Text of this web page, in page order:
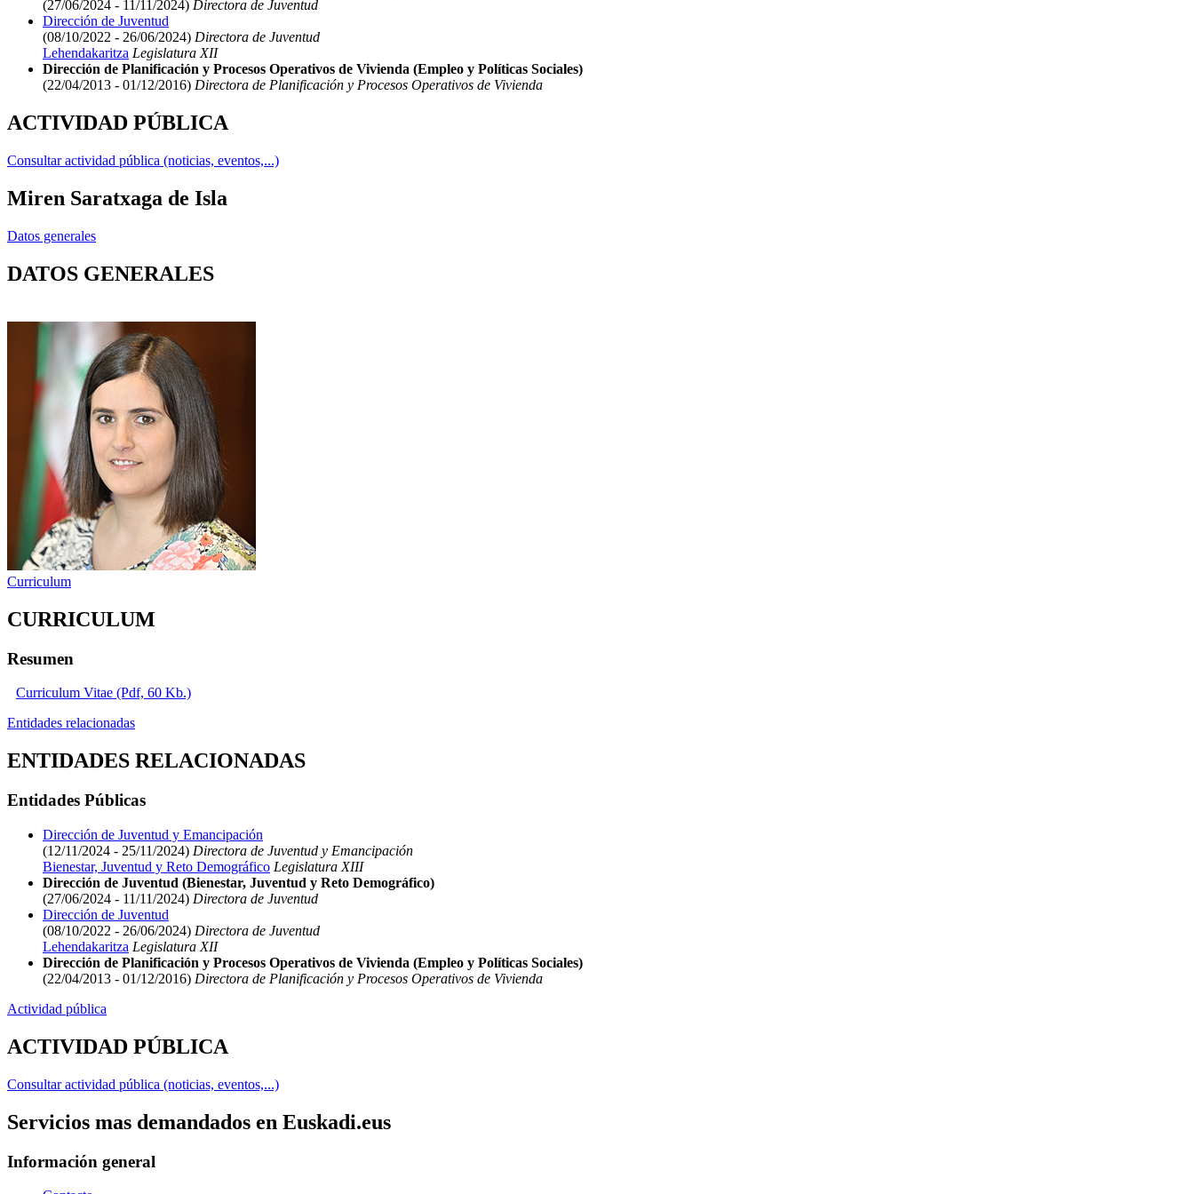
(27/06/2024 - 11/11/2024) Directora de Juventud
Dirección de Juventud
(08/10/2022 - 26/06/2024) Directora de Juventud
Lehendakaritza Legislatura XII
Dirección de Planificación y Procesos Operativos de Vivienda (Empleo y Políticas Sociales)
(22/04/2013 - 01/12/2016) Directora de Planificación y Procesos Operativos de Vivienda
ACTIVIDAD PÚBLICA
Consultar actividad pública (noticias, eventos,...)
Miren Saratxaga de Isla
Datos generales
DATOS GENERALES
Curriculum
CURRICULUM
Resumen
Curriculum Vitae (Pdf, 60 Kb.)
Entidades relacionadas
ENTIDADES RELACIONADAS
Entidades Públicas
Dirección de Juventud y Emancipación
(12/11/2024 - 25/11/2024) Directora de Juventud y Emancipación
Bienestar, Juventud y Reto Demográfico Legislatura XIII
Dirección de Juventud (Bienestar, Juventud y Reto Demográfico)
(27/06/2024 - 11/11/2024) Directora de Juventud
Dirección de Juventud
(08/10/2022 - 26/06/2024) Directora de Juventud
Lehendakaritza Legislatura XII
Dirección de Planificación y Procesos Operativos de Vivienda (Empleo y Políticas Sociales)
(22/04/2013 - 01/12/2016) Directora de Planificación y Procesos Operativos de Vivienda
Actividad pública
ACTIVIDAD PÚBLICA
Consultar actividad pública (noticias, eventos,...)
Servicios mas demandados en Euskadi.eus
Información general